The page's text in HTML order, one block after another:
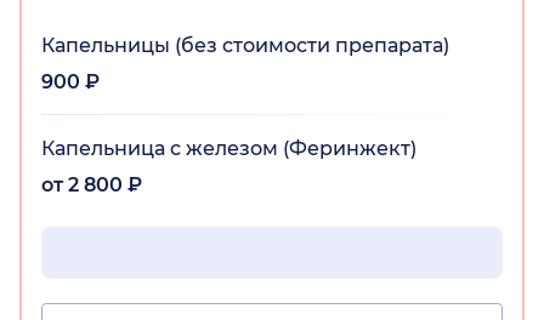
Капельницы (без стоимости препарата)
900 ₽
Капельница с железом (Феринжект)
от 2 800 ₽